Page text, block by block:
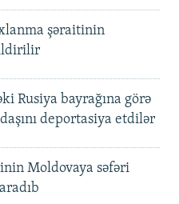
şəraitinin
Rusiya bayrağına görə
deportasiya etdilər
Moldovaya səfəri